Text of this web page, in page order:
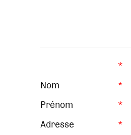
*
Nom
*
Prénom
*
Adresse
*